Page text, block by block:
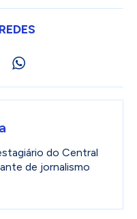
do Central
de jornalismo